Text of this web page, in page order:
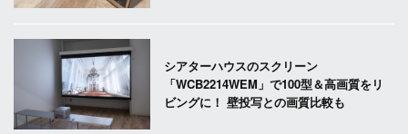
シアターハウスのスクリーン
「WCB2214WEM」で100型＆高画質をリ
ビングに！ 壁投写との画質比較も